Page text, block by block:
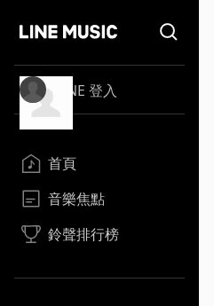
LINE 登入
首頁
音樂焦點
鈴聲排行榜